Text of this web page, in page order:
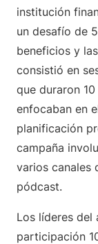
institución
un desafío de
beneficios y
consistió en
que duraron
enfocaban en
planificación
campaña
varios canales
pódcast.
Los líderes del
participación